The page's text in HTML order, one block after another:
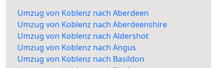
Umzug von Koblenz nach Aberdeen
Umzug von Koblenz nach Aberdeenshire
Umzug von Koblenz nach Aldershot
Umzug von Koblenz nach Angus
Umzug von Koblenz nach Basildon